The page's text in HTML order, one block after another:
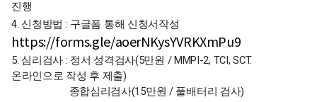
진행
4. 신청방법 : 구글폼 통해 신청서작성
https://forms.gle/aoerNKysYVRKXmPu9
5. 심리검사 : 정서 성격검사(5만원 / MMPI-2, TCI, SCT.
온라인으로 작성 후 제출)
종합심리검사(15만원 / 풀배터리 검사)